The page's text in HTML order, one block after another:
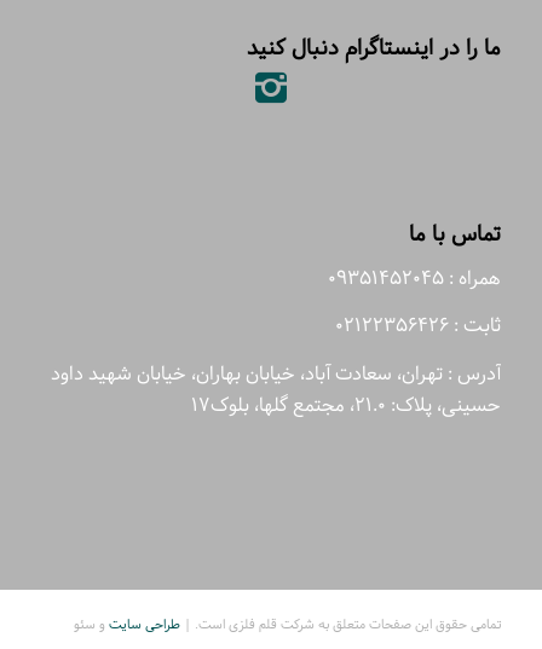
ما را در اینستاگرام دنبال کنید
تماس با ما
همراه : 09351452045
ثابت : 02122356426
آدرس : تهران، سعادت آباد، خیابان بهاران، خیابان شهید داود
حسینی، پلاک: 21.0، مجتمع گلها، بلوک17
تمامی حقوق این صفحات متعلق به شرکت قلم فلزی است. | طراحی سایتو سئو